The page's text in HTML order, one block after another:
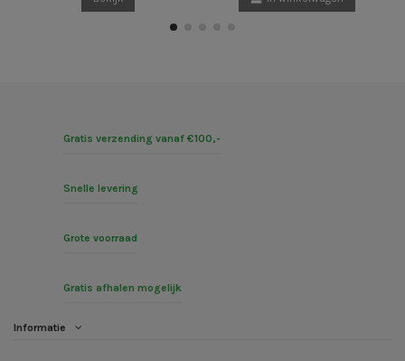
Gratis verzending vanaf €100,-
Snelle levering
Grote voorraad
Gratis afhalen mogelijk
Informatie